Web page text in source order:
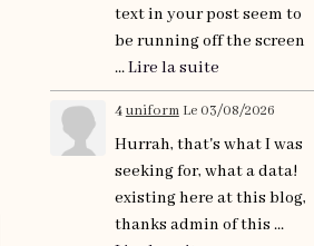
text in your post seem to
be running off the screen
...Lire la suite
4uniform Le 03/08/2026
Hurrah, that's what I was
seeking for, what a data!
existing here at this blog,
thanks admin of this ...